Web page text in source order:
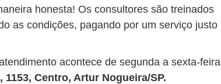
honesta! Os consultores são treinados
as condições, pagando por um serviço justo
acontece de segunda a sexta-feira
Centro, Artur Nogueira/SP.